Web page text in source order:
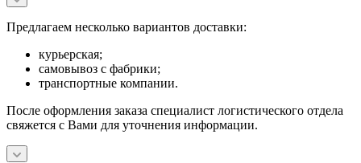
Предлагаем несколько вариантов доставки:
курьерская;
самовывоз с фабрики;
транспортные компании.
После оформления заказа специалист логистического отдела
свяжется с Вами для уточнения информации.